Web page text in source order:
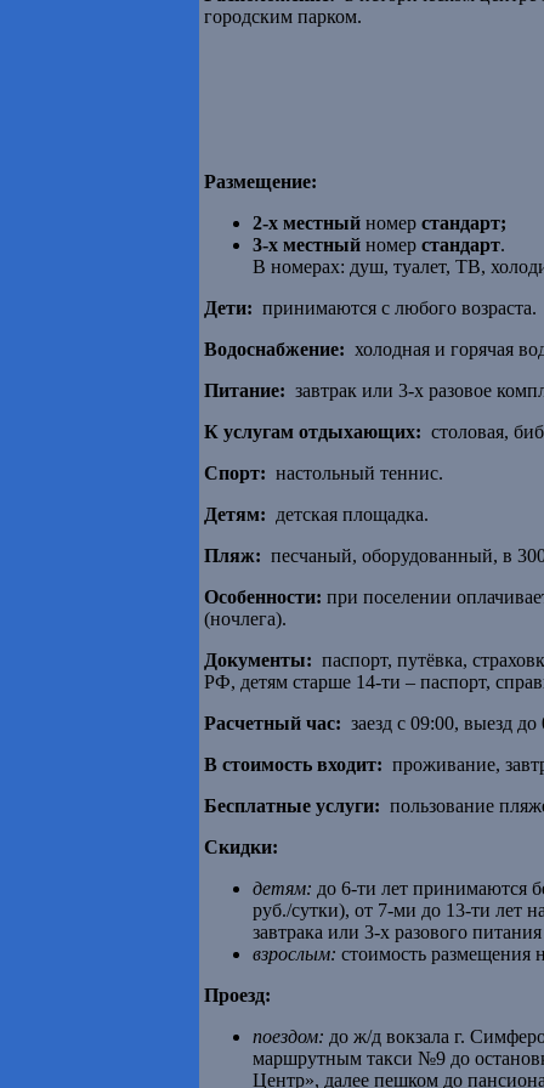
городским парком.
Размещение:
2-х местный номер стандарт;
3-х местный номер стандарт.
В номерах: душ, туалет, ТВ,
Дети: принимаются с любого возраста.
Водоснабжение: холодная и горячая
Питание: завтрак или 3-х разовое
К услугам отдыхающих: столовая,
Спорт: настольный теннис.
Детям: детская площадка.
Пляж: песчаный, оборудованный, в
Особенности: при поселении
(ночлега).
Документы: паспорт, путёвка,
РФ, детям старше 14-ти – паспорт,
Расчетный час: заезд с 09:00, выезд до
В стоимость входит: проживание,
Бесплатные услуги: пользование
Скидки:
детям: до 6-ти лет принимаются
руб./сутки), от 7-ми до 13-ти лет
завтрака или 3-х разового
взрослым: стоимость размещения
Проезд:
поездом: до ж/д вокзала г.
маршрутным такси №9 до
Центр», далее пешком до